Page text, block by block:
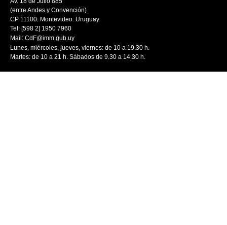
(entre Andes y Convención)
CP 11100. Montevideo. Uruguay
Tel: [598 2] 1950 7960
Mail: CdF@imm.gub.uy
Lunes, miércoles, jueves, viernes: de 10 a 19.30 h.
Martes: de 10 a 21 h. Sábados de 9.30 a 14.30 h.